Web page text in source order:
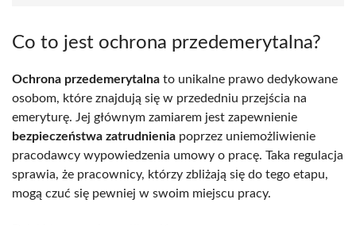
Co to jest ochrona przedemerytalna?
Ochrona przedemerytalna to unikalne prawo dedykowane
osobom, które znajdują się w przededniu przejścia na
emeryturę. Jej głównym zamiarem jest zapewnienie
bezpieczeństwa zatrudnienia poprzez uniemożliwienie
pracodawcy wypowiedzenia umowy o pracę. Taka regulacja
sprawia, że pracownicy, którzy zbliżają się do tego etapu,
mogą czuć się pewniej w swoim miejscu pracy.